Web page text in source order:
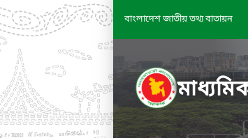
বাংলাদেশ জাতীয় তথ্য বাতায়ন